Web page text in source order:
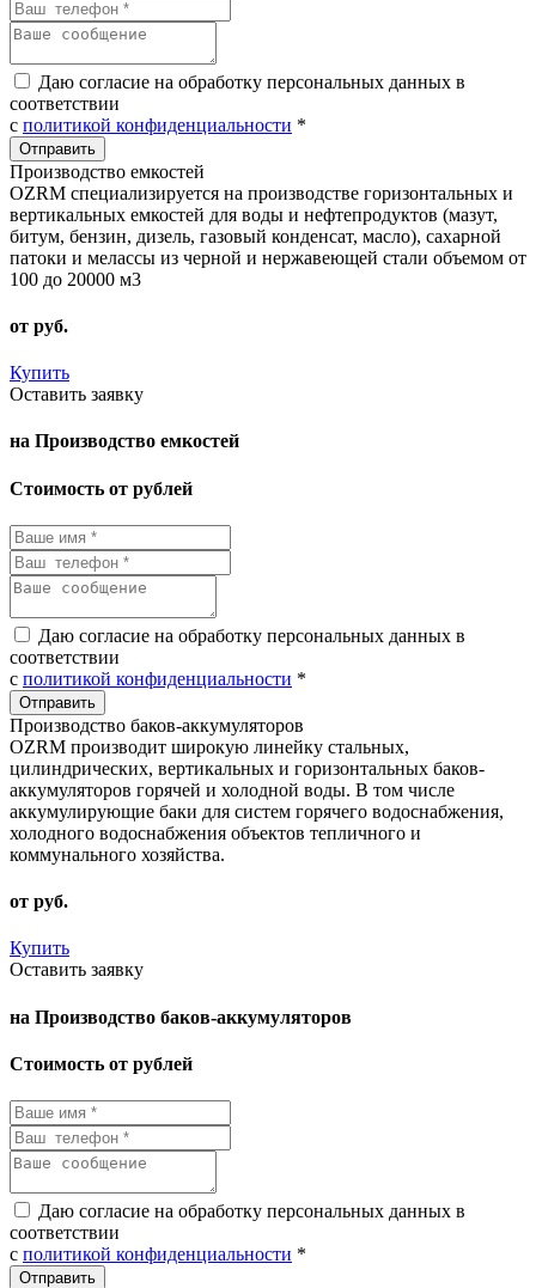
Даю согласие на обработку персональных данных в
соответствии
с политикой конфиденциальности *
Производство емкостей
OZRM специализируется на производстве горизонтальных и
вертикальных емкостей для воды и нефтепродуктов (мазут,
битум, бензин, дизель, газовый конденсат, масло), сахарной
патоки и мелассы из черной и нержавеющей стали объемом от
100 до 20000 м3
от руб.
Купить
Оставить заявку
на Производство емкостей
Стоимость от рублей
Даю согласие на обработку персональных данных в
соответствии
с политикой конфиденциальности *
Производство баков-аккумуляторов
OZRM производит широкую линейку стальных,
цилиндрических, вертикальных и горизонтальных баков-
аккумуляторов горячей и холодной воды. В том числе
аккумулирующие баки для систем горячего водоснабжения,
холодного водоснабжения объектов тепличного и
коммунального хозяйства.
от руб.
Купить
Оставить заявку
на Производство баков-аккумуляторов
Стоимость от рублей
Даю согласие на обработку персональных данных в
соответствии
с политикой конфиденциальности *